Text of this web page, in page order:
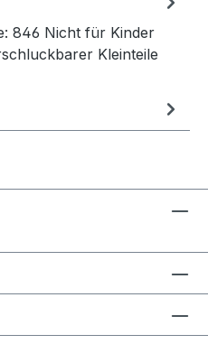
846 Nicht für Kinder
Kleinteile